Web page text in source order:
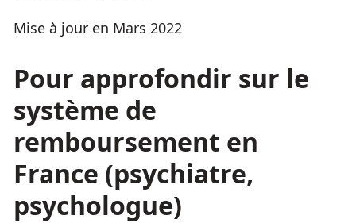
Mise à jour en Mars 2022
Pour approfondir sur le
système de
remboursement en
France (psychiatre,
psychologue)